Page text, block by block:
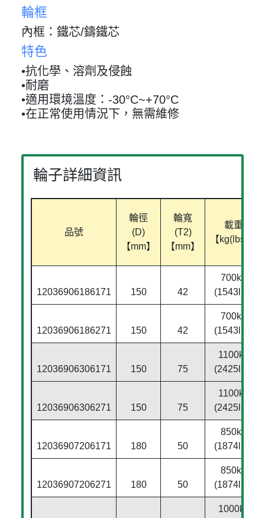
輪框
內框：鐵芯/鑄鐵芯
特色
•抗化學、溶劑及侵蝕
•耐磨
•適用環境溫度：-30°C~+70°C
•在正常使用情況下，無需維修
輪子詳細資訊
品號
輪徑
(D)
【mm】
輪寬
(T2)
【mm】
載重
【kg(lbs)】
12036906186171 150 42
700kg
(1543lbs)
12036906186271 150 42
700kg
(1543lbs)
12036906306171 150 75
1100kg
(2425lbs)
12036906306271 150 75
1100kg
(2425lbs)
12036907206171 180 50
850kg
(1874lbs)
12036907206271 180 50
850kg
(1874lbs)
1000kg